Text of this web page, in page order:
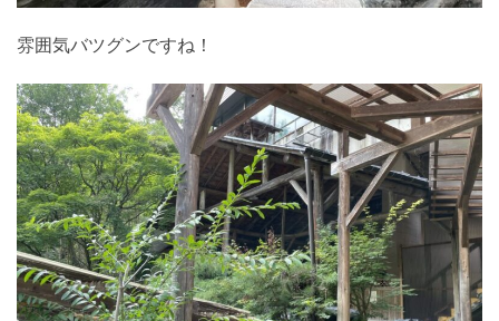
雰囲気バツグンですね！